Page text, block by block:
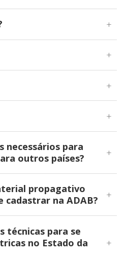
necessários para
outros países?
propagativo
cadastrar na ADAB?
técnicas para se
no Estado da